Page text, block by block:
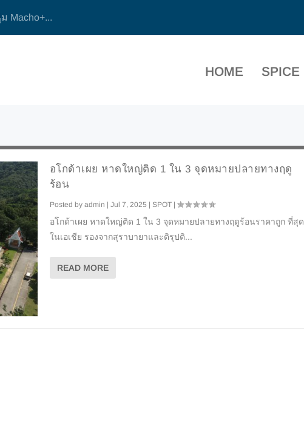
Macho+...
HOME SPICE
อโกด้าเผย หาดใหญ่ติด 1 ใน 3 จุดหมายปลายทางฤดู
ร้อน
Posted by admin | Jul 7, 2025 | SPOT|
อโกด้าเผย หาดใหญ่ติด 1 ใน 3 จุดหมายปลายทางฤดูร้อนราคาถูก ที่สุด
ในเอเชีย รองจากสุราบายาและติรุปติ...
READ MORE